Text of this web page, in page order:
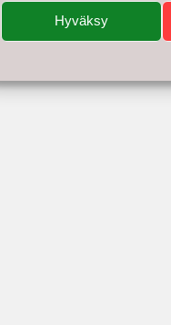
Hyväksy